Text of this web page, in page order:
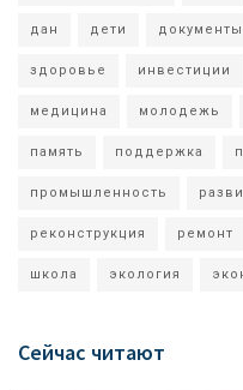
дан дети документы
здоровье инвестиции
медицина молодежь
память поддержка
промышленность
реконструкция ремонт
школа экология
Сейчас читают